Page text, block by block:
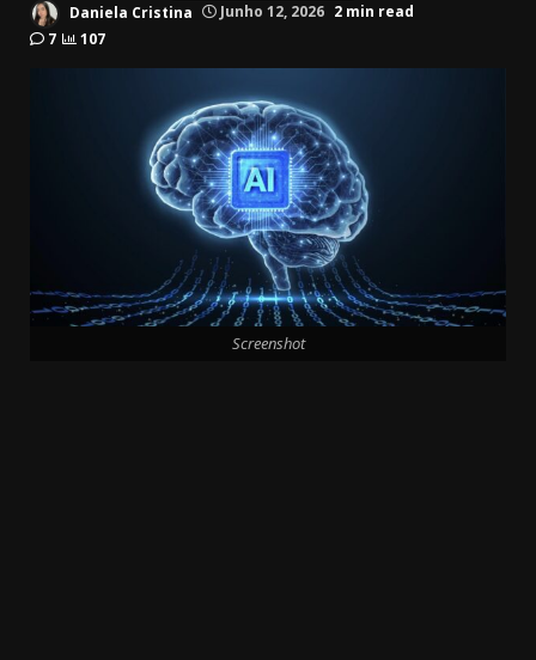
Daniela Cristina Junho 12, 2026 2 min read
7
107
Screenshot